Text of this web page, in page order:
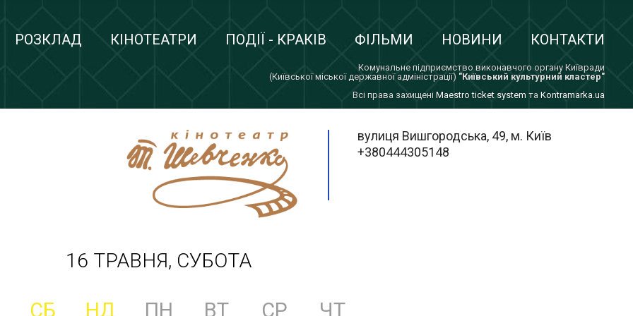
РОЗКЛАД КІНОТЕАТРИ ПОДІЇ - КРАКІВ ФІЛЬМИ НОВИНИ КОНТАКТИ
Комунальне підприємство виконавчого органу Київради
(Київської міської державної адміністрації) "Київський культурний кластер"
Всi права захищенi Maestro ticket system та Kontramarka.ua
вулиця Вишгородська, 49, м. Київ
+380444305148
16 ТРАВНЯ, СУБОТА
СБ НД ПН ВТ СР ЧТ